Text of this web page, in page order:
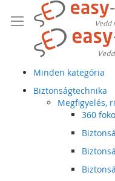
Minden kategória
Biztonságtechnika
Megfigyelés,
360